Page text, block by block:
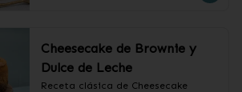
Cheesecake de Brownie y
Dulce de Leche
Receta clásica de Cheesecake